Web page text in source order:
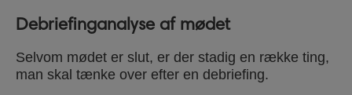
Debriefinganalyse af mødet
Selvom mødet er slut, er der stadig en række ting,
man skal tænke over efter en debriefing.